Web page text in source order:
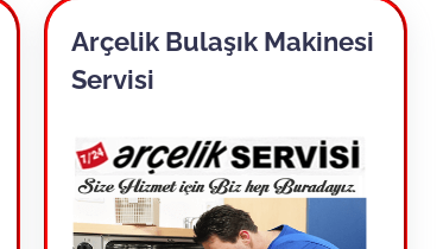
Arçelik Bulaşık Makinesi
Servisi